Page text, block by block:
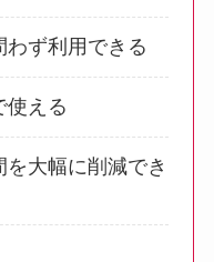
ず利用できる
使える
大幅に削減でき